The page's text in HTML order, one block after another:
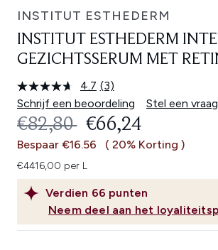
INSTITUT ESTHEDERM
INSTITUT ESTHEDERM
GEZICHTSSERUM MET
4.7 Lees
3
beoordelingen.
Dezelfde
paginalink.
(3)
Schrijf een beoordeling
Stel een vraag
Verdien 66 punten
Neem deel aan het
RECOMMENDED RETAIL
€82,80 HUIDIGE PRIJS:
€66,24
Bespaar €16.56 ( 20% Korting )
€4416,00 per L